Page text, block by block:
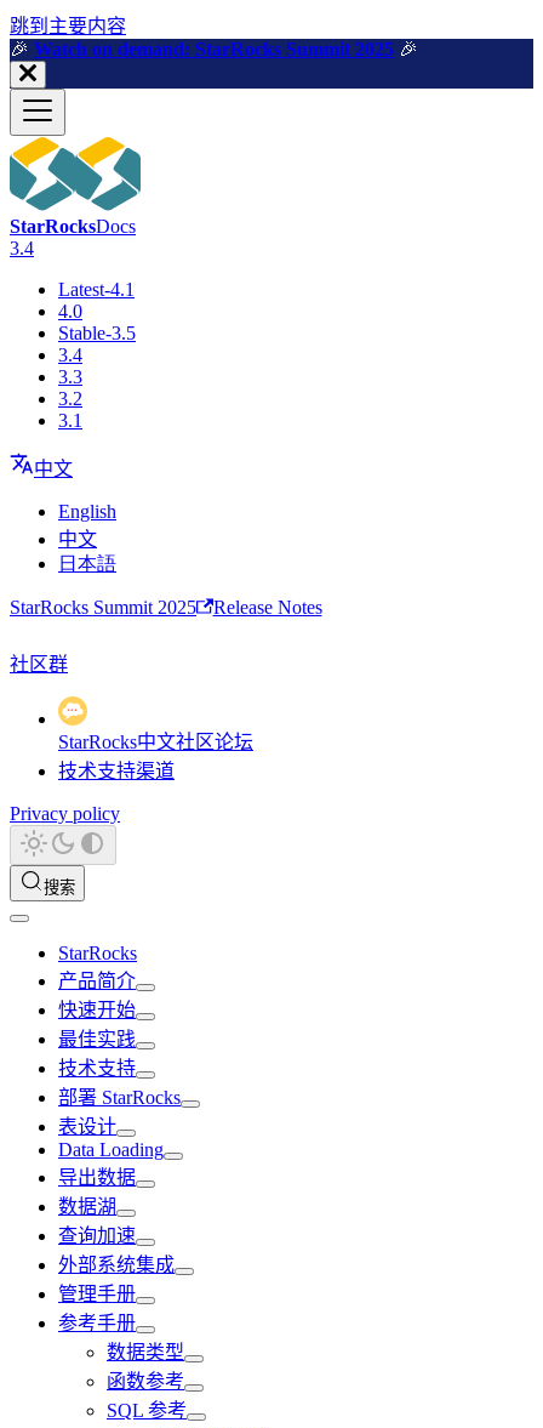
跳到主要内容
🎉️ Watch on demand: StarRocks Summit 2025 🎉️
StarRocksDocs
3.4
Latest-4.1
4.0
Stable-3.5
3.4
3.3
3.2
3.1
中文
English
中文
日本語
StarRocks Summit 2025 Release Notes
社区群
StarRocks中文社区论坛
技术支持渠道
Privacy policy
搜索
StarRocks
产品简介
快速开始
最佳实践
技术支持
部署 StarRocks
表设计
Data Loading
导出数据
数据湖
查询加速
外部系统集成
管理手册
参考手册
数据类型
函数参考
SQL 参考